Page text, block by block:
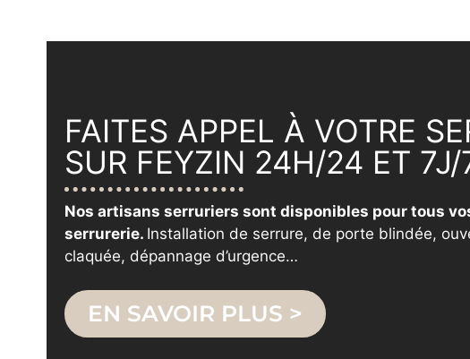
FAITES APPEL À VOTRE
SUR FEYZIN 24H/24 ET 7J/
Nos artisans serruriers sont disponibles pour tous
serrurerie. Installation de serrure, de porte blindée,
claquée, dépannage d’urgence…
EN SAVOIR PLUS >